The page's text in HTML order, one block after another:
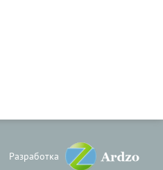
Разработка